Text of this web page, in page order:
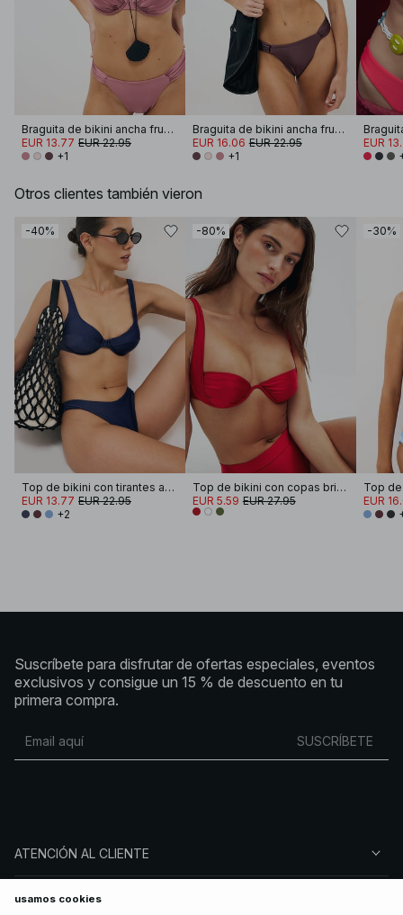
Braguita de bikini ancha fruncida brillante
EUR 13.77 EUR 22.95
+1
Braguita de bikini ancha fruncida brillante
EUR 16.06 EUR 22.95
+1
EUR
Otros clientes también vieron
-40%
Top de bikini con tirantes anchos
EUR 13.77 EUR 22.95
+2
-80%
Top de bikini con copas brillantes
EUR 5.59 EUR 27.95
-30%
EUR
Suscríbete para disfrutar de ofertas especiales, eventos
exclusivos y consigue un 15 % de descuento en tu
primera compra.
SUSCRÍBETE
ATENCIÓN AL CLIENTE
SOBRE NA-KD